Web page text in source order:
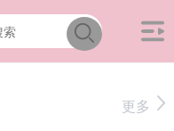
更多